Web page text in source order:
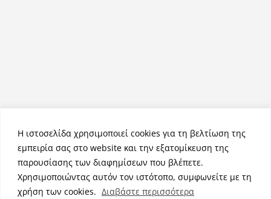
Η ιστοσελίδα χρησιμοποιεί cookies για τη βελτίωση της
εμπειρία σας στο website και την εξατομίκευση της
παρουσίασης των διαφημίσεων που βλέπετε.
Χρησιμοποιώντας αυτόν τον ιστότοπο, συμφωνείτε με τη
χρήση των cookies. Διαβάστε περισσότερα
Πνευματικά Δικαιώματα © 2026NemeaPress. Τα πνευματικά
δικαιώματα προστατεύονται.